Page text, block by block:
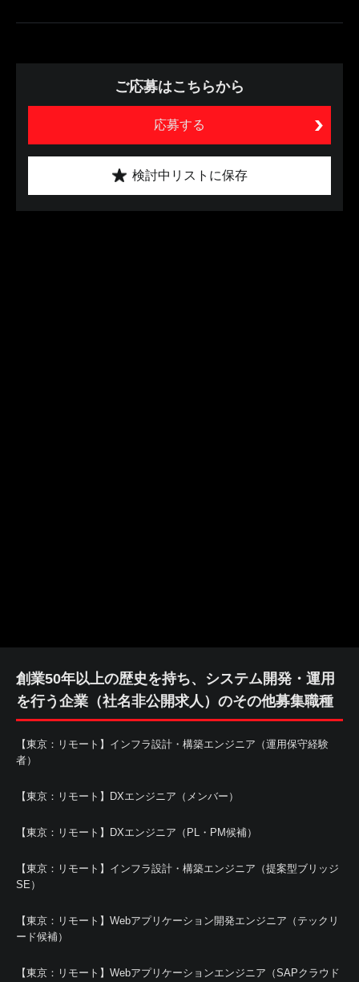
ご応募はこちらから
応募する
検討中リストに保存
創業50年以上の歴史を持ち、システム開発・運用
を行う企業（社名非公開求人）のその他募集職種
【東京：リモート】インフラ設計・構築エンジニア（運用保守経験
者）
【東京：リモート】DXエンジニア（メンバー）
【東京：リモート】DXエンジニア（PL・PM候補）
【東京：リモート】インフラ設計・構築エンジニア（提案型ブリッジ
SE）
【東京：リモート】Webアプリケーション開発エンジニア（テックリ
ード候補）
【東京：リモート】Webアプリケーションエンジニア（SAPクラウド